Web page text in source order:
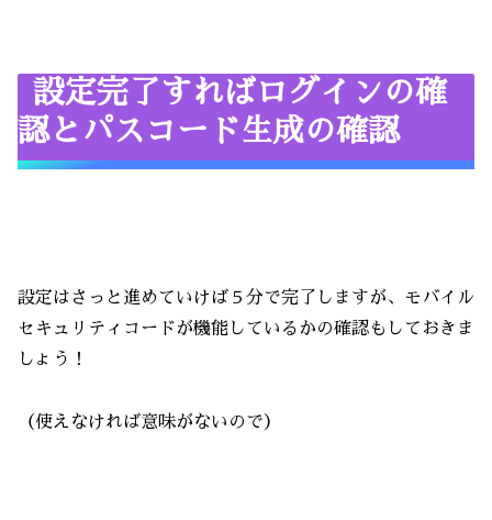
設定完了すればログインの確
認とパスコード生成の確認
設定はさっと進めていけば５分で完了しますが、モバイル
セキュリティコードが機能しているかの確認もしておきま
しょう！
（使えなければ意味がないので）